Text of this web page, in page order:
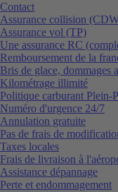
Contact
Assurance collision
Assurance vol (TP)
Une assurance RC
Remboursement de la
Bris de glace, dommages
Kilométrage illimité
Politique carburant Plein-
Numéro d'urgence 24/7
Annulation gratuite
Pas de frais de
Taxes locales
Frais de livraison à
Assistance dépannage
Perte et endommagement